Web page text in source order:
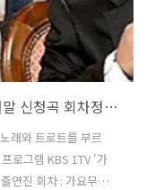
가요무대 1813회 2023년 8월 28일 월말 신청곡 회차정보 방송시간 오늘 출연진 MC 사회자 김동건 방청신청 방법 주차 녹화시간
래와 트로트를 부르
로그램 KBS 1TV '가
연진 회차 : 가요무대